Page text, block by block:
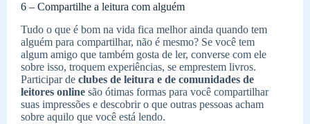
6 – Compartilhe a leitura com alguém
Tudo o que é bom na vida fica melhor ainda quando tem
alguém para compartilhar, não é mesmo? Se você tem
algum amigo que também gosta de ler, converse com ele
sobre isso, troquem experiências, se emprestem livros.
Participar de clubes de leitura e de comunidades de
leitores online são ótimas formas para você compartilhar
suas impressões e descobrir o que outras pessoas acham
sobre aquilo que você está lendo.